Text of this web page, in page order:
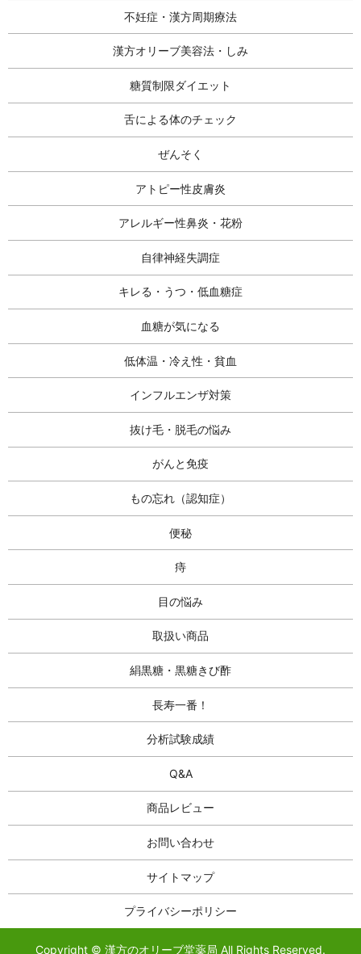
不妊症・漢方周期療法
漢方オリーブ美容法・しみ
糖質制限ダイエット
舌による体のチェック
ぜんそく
アトピー性皮膚炎
アレルギー性鼻炎・花粉
自律神経失調症
キレる・うつ・低血糖症
血糖が気になる
低体温・冷え性・貧血
インフルエンザ対策
抜け毛・脱毛の悩み
がんと免疫
もの忘れ（認知症）
便秘
痔
目の悩み
取扱い商品
絹黒糖・黒糖きび酢
長寿一番！
分析試験成績
Q&A
商品レビュー
お問い合わせ
サイトマップ
プライバシーポリシー
Copyright © 漢方のオリーブ堂薬局 All Rights Reserved.